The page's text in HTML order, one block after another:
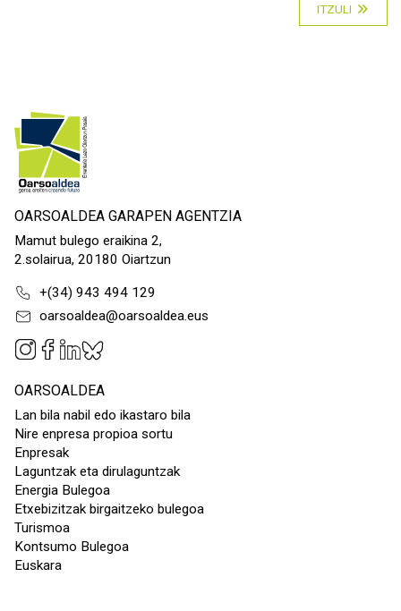
ITZULI
OARSOALDEA GARAPEN AGENTZIA
Mamut bulego eraikina 2,
2.solairua, 20180 Oiartzun
+(34) 943 494 129
oarsoaldea@oarsoaldea.eus
OARSOALDEA
Lan bila nabil edo ikastaro bila
Nire enpresa propioa sortu
Enpresak
Laguntzak eta dirulaguntzak
Energia Bulegoa
Etxebizitzak birgaitzeko bulegoa
Turismoa
Kontsumo Bulegoa
Euskara